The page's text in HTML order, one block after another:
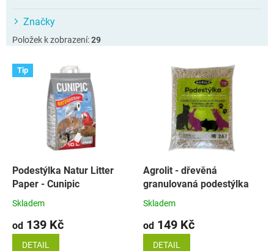
Značky
Položek k zobrazení:29
V Tip
Podestýlka Natur Litter
Paper - Cunipic
Skladem
od 139 Kč
DETAIL
Agrolit - dřevěná
granulovaná podestýlka
Skladem
od 149 Kč
DETAIL